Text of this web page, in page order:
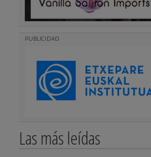
PUBLICIDAD
Las más leídas